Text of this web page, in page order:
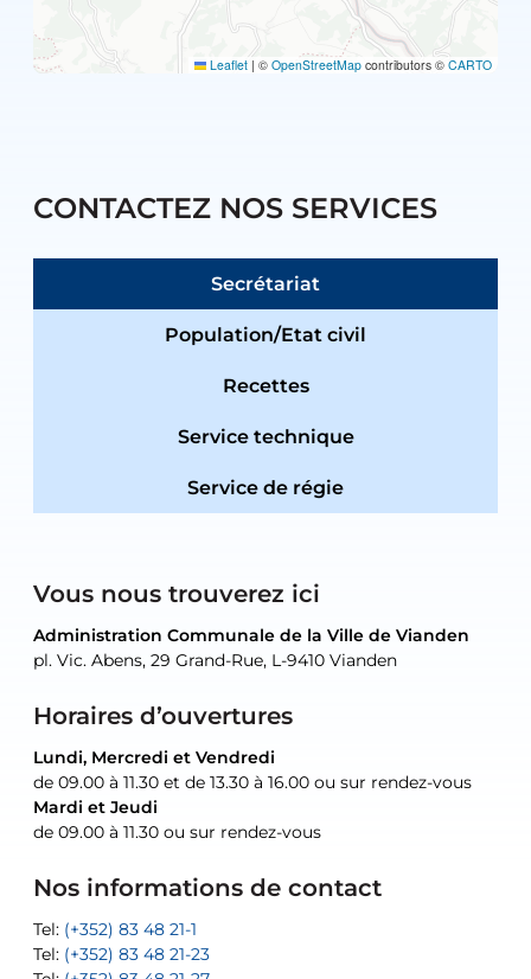
Leaflet | © OpenStreetMap contributors © CARTO
CONTACTEZ NOS SERVICES
Secrétariat
Population/Etat civil
Recettes
Service technique
Service de régie
Vous nous trouverez ici
Administration Communale de la Ville de Vianden
pl. Vic. Abens, 29 Grand-Rue, L-9410 Vianden
Horaires d’ouvertures
Lundi, Mercredi et Vendredi
de 09.00 à 11.30 et de 13.30 à 16.00 ou sur rendez-vous
Mardi et Jeudi
de 09.00 à 11.30 ou sur rendez-vous
Nos informations de contact
Tel: (+352) 83 48 21-1
Tel: (+352) 83 48 21-23
Administration Communale de la Ville de Vianden
pl. Vic. Abens, 29 Grand-Rue, L-9410 Vianden
Lundi, Mercredi et Vendredi
de 09.00 à 11.30 et de 13.30 à 16.00 ou sur rendez-vous
Mardi et Jeudi
de 09.00 à 11.30 ou sur rendez-vous
Tel: (+352) 83 48 21-20
Tel: (+352) 83 48 21-22
Administration Communale de la Ville de Vianden
pl. Vic. Abens, 29 Grand-Rue, L-9410 Vianden
uniquement sur rendez-vous
Mail:recette@vianden.lu
Administration Communale de la Ville de Vianden
pl. Vic. Abens, 29 Grand-Rue, L-9410 Vianden
uniquement sur rendez-vous
Tel:(+352) 83 48 21-31
Atelier Communal de la Ville de Vianden
30, rue Neugarten, L-9422 Vianden
uniquement sur rendez-vous
Tel:Permanence (Fuite d’eau) : 83 48 21 61